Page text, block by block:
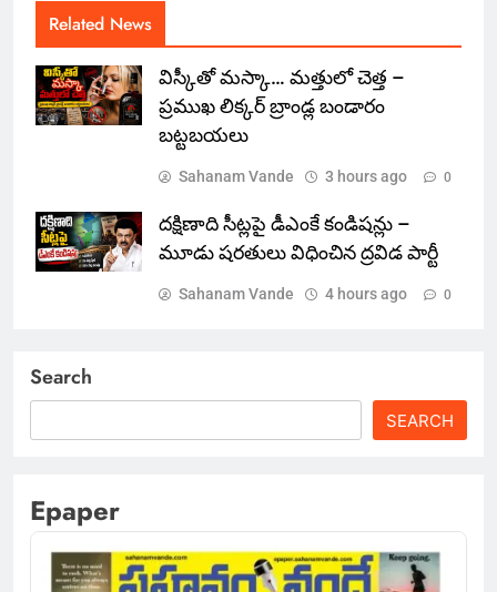
Related News
విస్కీతో మస్కా… మత్తులో చెత్త –
ప్రముఖ లిక్కర్ బ్రాండ్ల బండారం
బట్టబయలు
Sahanam Vande 3 hours ago 0
దక్షిణాది సీట్లపై డీఎంకే కండిషన్లు –
మూడు షరతులు విధించిన ద్రవిడ పార్టీ
Sahanam Vande 4 hours ago 0
Search
SEARCH
Epaper